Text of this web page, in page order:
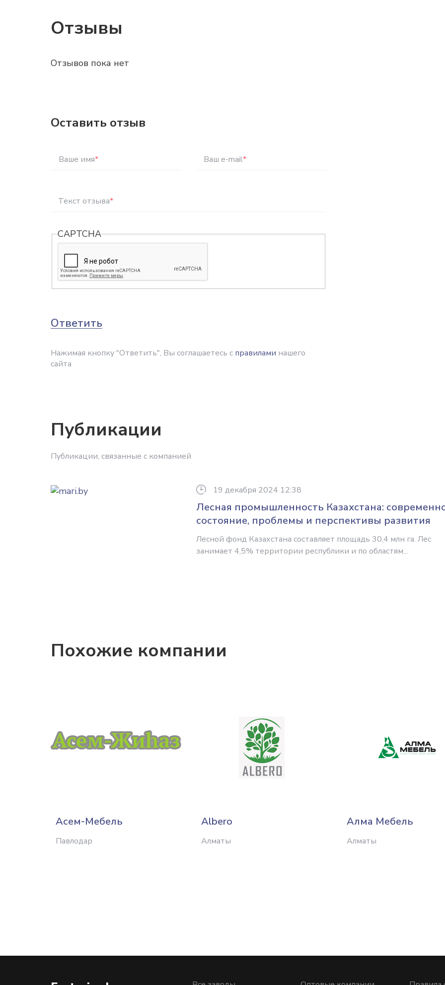
Отзывы
Отзывов пока нет
Оставить отзыв
Ваше имя* Ваш e-mail*
Текст отзыва*
CAPTCHA
Ответить
Нажимая кнопку "Ответить", Вы соглашаетесь с правилами нашего
сайта
Публикации
Публикации, связанные с компанией
19 декабря 2024 12:38
Лесная промышленность Казахстана:
состояние, проблемы и перспективы развития
Лесной фонд Казахстана составляет площадь 30,4 млн га. Лес
занимает 4,5% территории республики и по областям...
Похожие компании
Асем-Мебель
Павлодар
Albero
Алматы
Алма Мебель
Алматы